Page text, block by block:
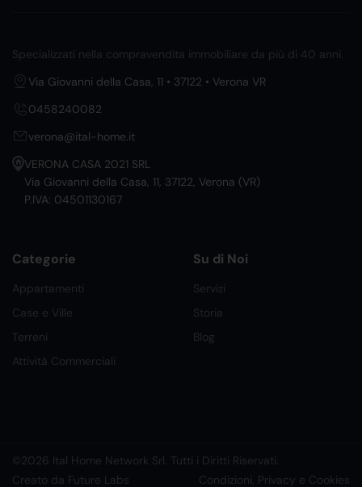
Specializzati nella compravendita immobiliare da più di 40 anni.
Via Giovanni della Casa, 11 • 37122 • Verona VR
0458240082
verona@ital-home.it
VERONA CASA 2021 SRL
Via Giovanni della Casa, 11, 37122, Verona (VR)
P.IVA: 04501130167
Categorie
Appartamenti
Case e Ville
Terreni
Attività Commerciali
Su di Noi
Servizi
Storia
Blog
©2026 Ital Home Network Srl. Tutti i Diritti Riservati.
Creato da Future Labs
Condizioni, Privacy e Cookies